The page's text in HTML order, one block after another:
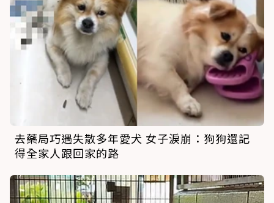
去藥局巧遇失散多年愛犬 女子淚崩：狗狗還記
得全家人跟回家的路